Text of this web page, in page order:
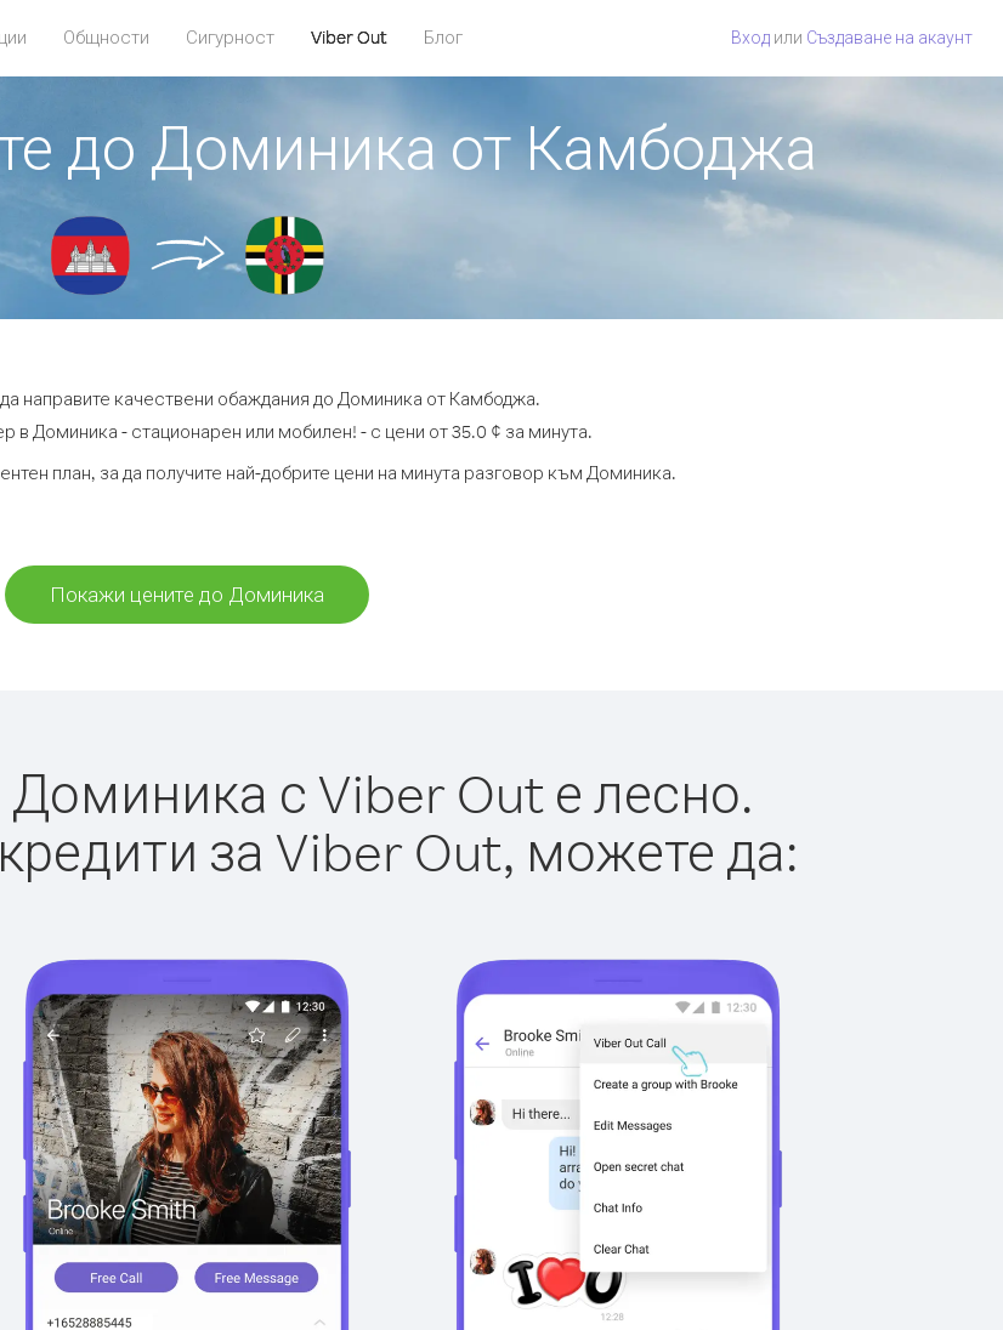
Общности Сигурност Viber Out Блог Вход или Създаване на акаунт
до Доминика от Камбоджа
направите качествени обаждания до Доминика от Камбоджа.
в Доминика - стационарен или мобилен! - с цени от 35.0 ¢ за минута.
план, за да получите най-добрите цени на минута разговор към Доминика.
Покажи цените до Доминика
с Viber Out е лесно.
за Viber Out, можете да: